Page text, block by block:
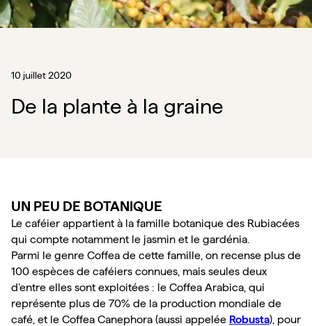
10 juillet 2020
De la plante à la graine
UN PEU DE BOTANIQUE
Le caféier appartient à la famille botanique des Rubiacées
qui compte notamment le jasmin et le gardénia.
Parmi le genre Coffea de cette famille, on recense plus de
100 espèces de caféiers connues, mais seules deux
d’entre elles sont exploitées : le Coffea Arabica, qui
représente plus de 70% de la production mondiale de
café, et le Coffea Canephora (aussi appelée Robusta), pour